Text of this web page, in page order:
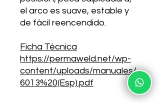
el arco es suave, estable y
de fácil reencendido.
Ficha Técnica
https://permaweld.net/wp-
content/uploads/manuales/
6013%20(Esp).pdf